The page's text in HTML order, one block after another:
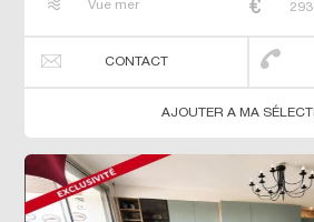
T3 T4 Villa
Vue mer
CONTACT
AJOUTER A MA